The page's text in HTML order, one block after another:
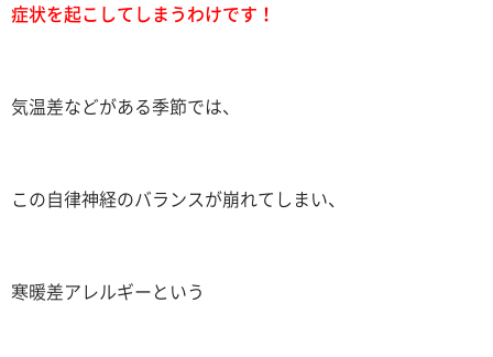
症状を起こしてしまうわけです！
気温差などがある季節では、
この自律神経のバランスが崩れてしまい、
寒暖差アレルギーという